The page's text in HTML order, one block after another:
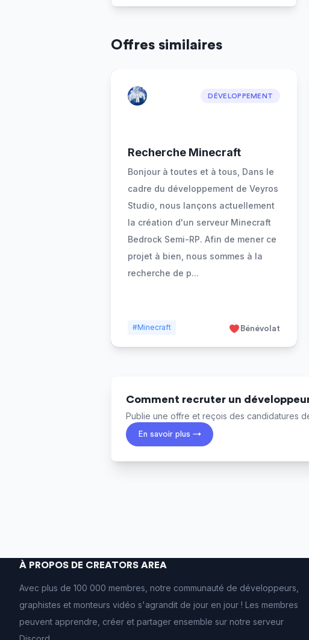
Offres similaires
DÉVELOPPEMENT
Recherche Minecraft
Bonjour à toutes et à tous, Dans le
cadre du développement de Veyros
Studio, nous lançons actuellement
la création d'un serveur Minecraft
Bedrock Semi-RP. Afin de mener ce
projet à bien, nous sommes à la
recherche de p...
#Minecraft Bénévolat
Comment recruter un
Publie une offre et reçois des candidatures
En savoir plus →
À PROPOS DE CREATORS AREA
Avec plus de 100 000 membres, notre communauté de développeurs,
graphistes et monteurs vidéo s'agrandit de jour en jour ! Les membres
peuvent apprendre, créer et partager ensemble sur notre serveur